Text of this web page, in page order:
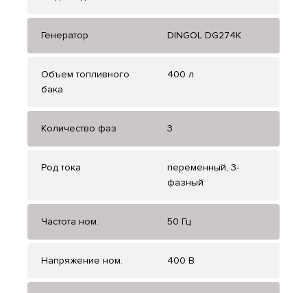
Генератор DINGOL DG274K
Объем топливного
бака
400 л
Количество фаз 3
Род тока
переменный, 3-
фазный
Частота ном. 50 Гц
Напряжение ном. 400 В